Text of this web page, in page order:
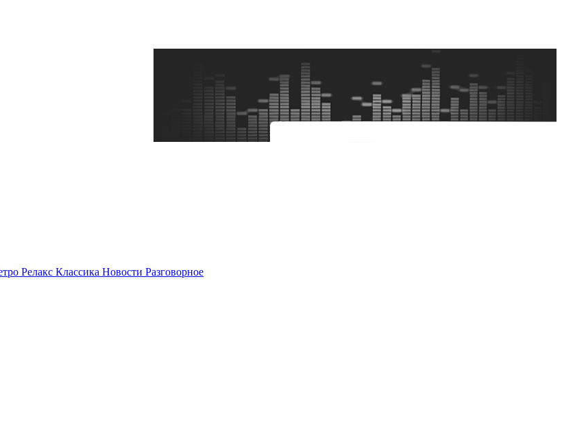
Релакс Классика Новости Разговорное